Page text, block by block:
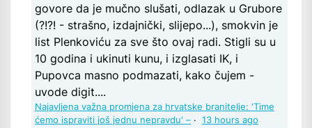
govore da je mučno slušati, odlazak u Grubore
(?!?! - strašno, izdajnički, slijepo...), smokvin je
list Plenkoviću za sve što ovaj radi. Stigli su u
10 godina i ukinuti kunu, i izglasati IK, i
Pupovca masno podmazati, kako čujem -
uvode digit....
Najavljena važna promjena za hrvatske branitelje: 'Time
ćemo ispraviti još jednu nepravdu' – · 13 hours ago